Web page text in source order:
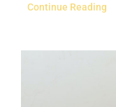
Continue Reading